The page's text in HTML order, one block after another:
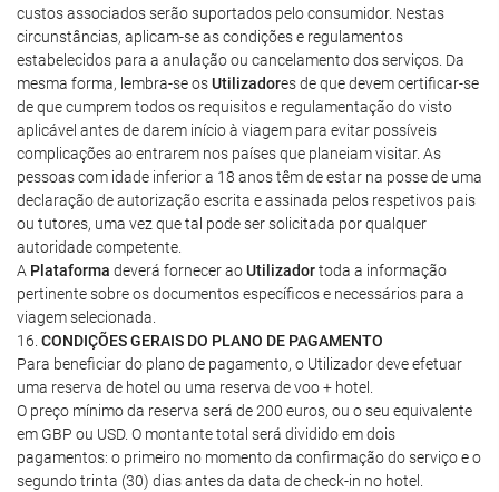
custos associados serão suportados pelo consumidor. Nestas
circunstâncias, aplicam-se as condições e regulamentos
estabelecidos para a anulação ou cancelamento dos serviços. Da
mesma forma, lembra-se osUtilizadores de que devem certificar-se
de que cumprem todos os requisitos e regulamentação do visto
aplicável antes de darem início à viagem para evitar possíveis
complicações ao entrarem nos países que planeiam visitar. As
pessoas com idade inferior a 18 anos têm de estar na posse de uma
declaração de autorização escrita e assinada pelos respetivos pais
ou tutores, uma vez que tal pode ser solicitada por qualquer
autoridade competente.
A Plataforma deverá fornecer aoUtilizadortoda a informação
pertinente sobre os documentos específicos e necessários para a
viagem selecionada.
16. CONDIÇÕES GERAIS DO PLANO DE PAGAMENTO
Para beneficiar do plano de pagamento, o Utilizador deve efetuar
uma reserva de hotel ou uma reserva de voo + hotel.
O preço mínimo da reserva será de 200 euros, ou o seu equivalente
em GBP ou USD. O montante total será dividido em dois
pagamentos: o primeiro no momento da confirmação do serviço e o
segundo trinta (30) dias antes da data de check-in no hotel.